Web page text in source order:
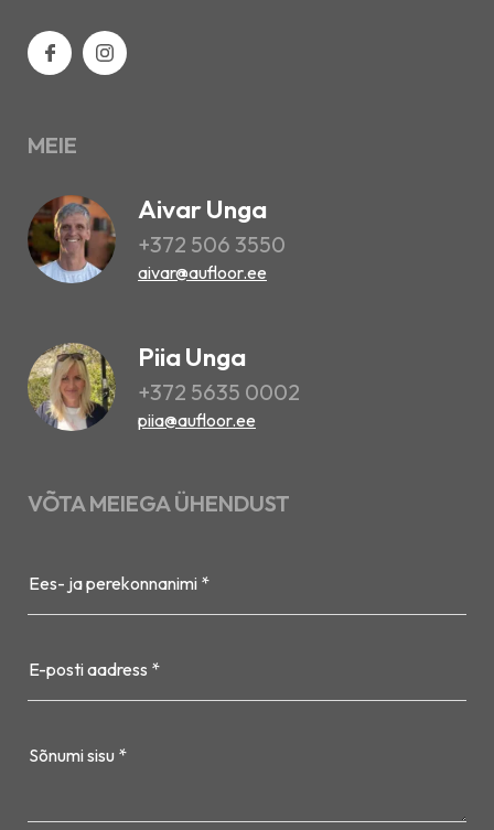
MEIE
Aivar Unga
+372 506 3550
aivar@aufloor.ee
Piia Unga
+372 5635 0002
piia@aufloor.ee
VÕTA MEIEGA ÜHENDUST
Ees- ja perekonnanimi *
E-posti aadress *
Sõnumi sisu *